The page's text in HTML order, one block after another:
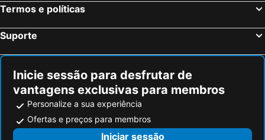
Termos e políticas
Suporte
Inicie sessão para desfrutar de
vantagens exclusivas para membros
Personalize a sua experiência
Ofertas e preços para membros
Iniciar sessão